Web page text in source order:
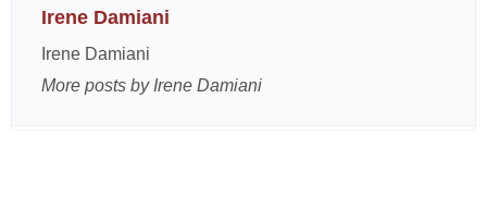
Irene Damiani
Irene Damiani
More posts by Irene Damiani